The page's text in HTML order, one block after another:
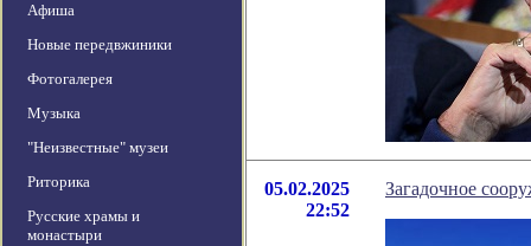
Афиша
Новые передвжиники
Фотогалерея
Музыка
"Неизвестные" музеи
Риторика
Русские храмы и
монастыри
05.02.2025
22:52
Загадочное